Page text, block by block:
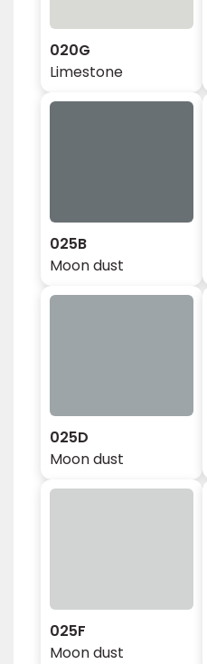
020G
Limestone
025B
Moon dust
025D
Moon dust
025F
Moon dust